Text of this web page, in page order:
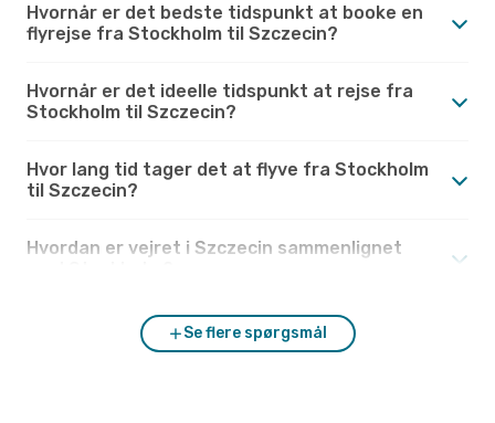
Hvornår er det bedste tidspunkt at booke en
flyrejse fra Stockholm til Szczecin?
Hvornår er det ideelle tidspunkt at rejse fra
Stockholm til Szczecin?
Hvor lang tid tager det at flyve fra Stockholm
til Szczecin?
Hvordan er vejret i Szczecin sammenlignet
Se flere spørgsmål